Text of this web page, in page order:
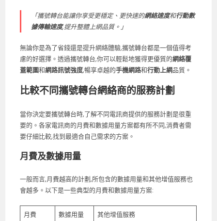
「攜號轉台能讓你享受更穩定、更快速的網絡速度和行動數
據傳輸速度,提升整體上網品質。」
無論你是為了省錢還是提升網絡體驗,攜號轉台都是一個值得考
慮的好選擇。透過攜號轉台,你可以輕鬆地獲得更優質的網絡覆
蓋範圍和網路訊號強度,暢享卓越的手機網路和行動上網品質。
比較不同攜號轉台網絡商的服務計劃
當你決定要攜號轉台時,了解不同電訊商提供的服務計劃是很重
要的。各家電訊商的月費和數據用量方案都有所不同,消費者需
要仔細比較,找到最適合自己需求的方案。
月費及數據用量
一般而言,月費越高的計劃,所包含的數據用量和其他增值服務也
會越多。以下是一些典型的月費和數據用量方案:
月費 數據用量
其他增值服務